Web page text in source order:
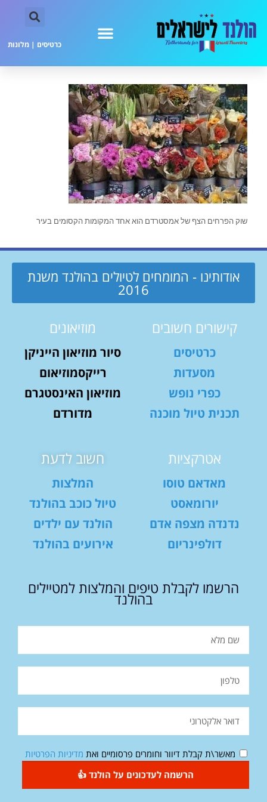
כרטיסים | מלונות
שוק הפרחים הצף של אמסטרדם הוא אחד המקומות הקסומים בעיר
אודותינו - המומחים לטיולים בהולנד משנת
2016
קישורים חשובים
כרטיסים
מסעדות
כפרי נופש
תכנית טיול מוכנה
מוזיאונים
סיור מוזיאון הייניקן
רייקסמוזיאום
מוזיאון האינסטגרם
מדורדם
אטרקציות
מאדאם טוסו
יורומאסט
נדנדה מצפה אדם
דולפינריום
חשוב לדעת
המלצות
טיול כוכב בהולנד
הולנד עם ילדים
אירועים בהולנד
הרשמו לקבלת טיפים והמלצות למטיילים
בהולנד
מאשר\ת קבלת דיוור וחומרים פרסומיים ואת מדיניות הפרטיות
הרשמה לעדכונים על הולנד 👍